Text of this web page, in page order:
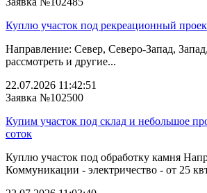
Куплю участок под рекреационный
Направление: Север, Северо-Запад,
рассмотреть и другие...
22.07.2026 11:42:51
Заявка №102500
Купим участок под склад и небольшое
соток
Куплю участок под обработку камня
Коммуникации - электричество - от 25